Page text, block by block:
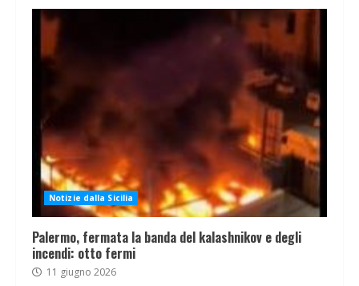
Notizie dalla Sicilia
Palermo, fermata la banda del kalashnikov e degli
incendi: otto fermi
11 giugno 2026